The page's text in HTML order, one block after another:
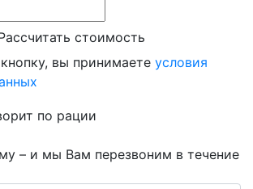
стоимость
вы принимаете условия
– и мы Вам перезвоним в течение